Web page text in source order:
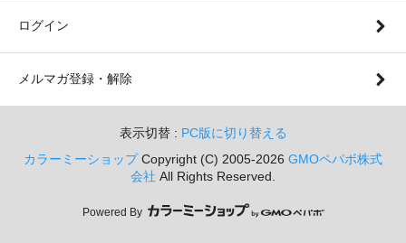
ログイン
メルマガ登録・解除
表示切替 : PC版に切り替える
カラーミーショップCopyright (C) 2005-2026 GMOペパボ株式
会社 All Rights Reserved.
Powered By